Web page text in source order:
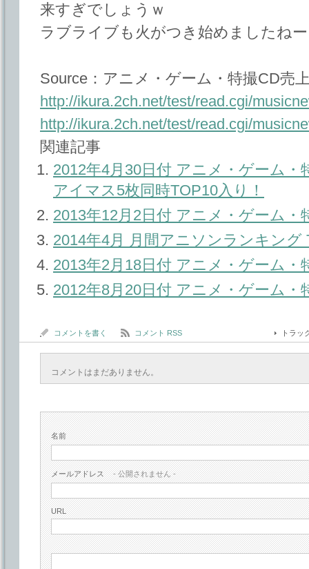
来すぎでしょうｗ
ラブライブも火がつき始めましたね
Source：アニメ・ゲーム・特撮CD売
http://ikura.2ch.net/test/read.cgi/
http://ikura.2ch.net/test/read.cgi/
関連記事
2012年4月30日付 アニメ・ゲーム
アイマス5枚同時TOP10入り！
2013年12月2日付 アニメ・ゲーム
2014年4月 月間アニソンランキング
2013年2月18日付 アニメ・ゲーム
2012年8月20日付 アニメ・ゲーム
コメントを書く コメント RSS トラ
コメントはまだありません。
名前
メールアドレス - 公開されません -
URL